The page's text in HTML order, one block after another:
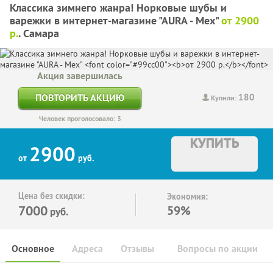
Классика зимнего жанра! Норковые шубы и
варежки в интернет-магазине "АURA - Мех"от 2900
р.. Самара
Купили: 180
Акция завершилась
ПОВТОРИТЬ АКЦИЮ
Человек проголосовало: 3
от 2900 руб.
КУПИТЬ
Цена без скидки:
7000 руб.
Экономия:
59%
Основное Отзывы Вопросы по акции
Адреса